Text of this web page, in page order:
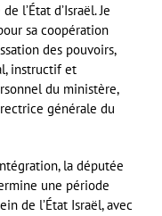
l’État d’Israël. Je
sa coopération
des pouvoirs,
instructif et
du ministère,
générale du
la députée
une période
de l’État Israël, avec